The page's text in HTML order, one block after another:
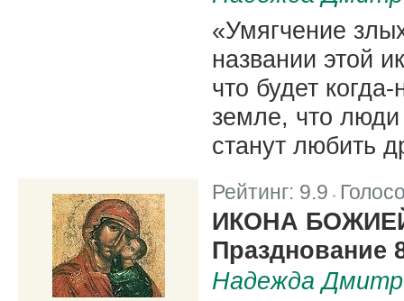
«Умягчение
названии этой
что будет
земле, что
станут любить
Рейтинг: 9.9 |
ИКОНА
Празднование
Надежда